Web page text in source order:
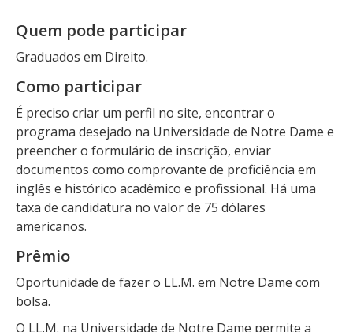
Quem pode participar
Graduados em Direito.
Como participar
É preciso criar um perfil no site, encontrar o
programa desejado na Universidade de Notre Dame e
preencher o formulário de inscrição, enviar
documentos como comprovante de proficiência em
inglês e histórico acadêmico e profissional. Há uma
taxa de candidatura no valor de 75 dólares
americanos.
Prêmio
Oportunidade de fazer o LL.M. em Notre Dame com
bolsa.
O LL.M. na Universidade de Notre Dame permite a